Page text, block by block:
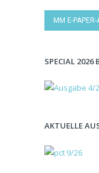
MM E-
SPECIAL 2026
AKTUELLE